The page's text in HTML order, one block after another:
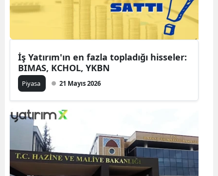
İş Yatırım'ın en fazla topladığı hisseler:
BIMAS, KCHOL, YKBN
Piyasa 21 Mayıs 2026